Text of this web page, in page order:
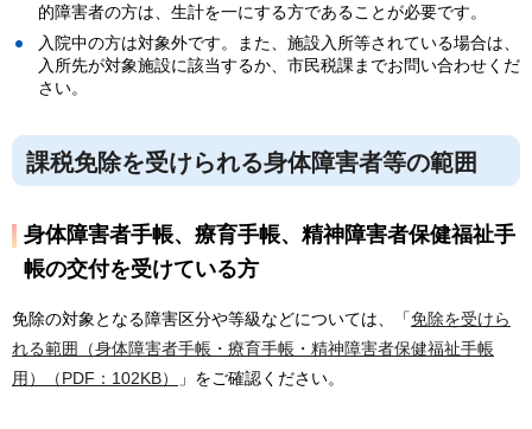
的障害者の方は、生計を一にする方であることが必要です。
入院中の方は対象外です。また、施設入所等されている場合は、
入所先が対象施設に該当するか、市民税課までお問い合わせくだ
さい。
課税免除を受けられる身体障害者等の範囲
身体障害者手帳、療育手帳、精神障害者保健福祉手
帳の交付を受けている方
免除の対象となる障害区分や等級などについては、「免除を受けら
れる範囲（身体障害者手帳・療育手帳・精神障害者保健福祉手帳
用）（PDF：102KB）
」をご確認ください。